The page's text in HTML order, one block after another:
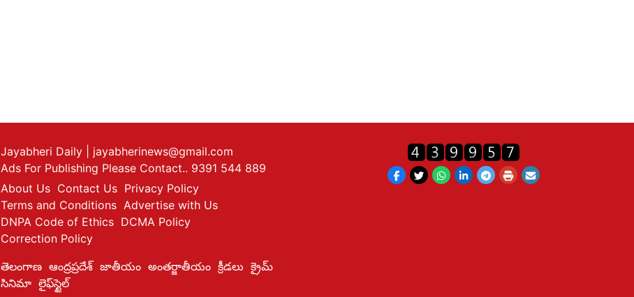
Jayabheri Daily
| jayabherinews@gmail.com
Ads For Publishing Please Contact.. 9391 544 889
About Us Contact Us Privacy Policy
Terms and Conditions Advertise with Us
DNPA Code of Ethics DCMA Policy
Correction Policy
తెలంగాణ ఆంద్రప్రదేశ్ జాతీయం అంతర్జాతీయం క్రీడలు క్రైమ్
సినిమా లైఫ్‌స్టైల్